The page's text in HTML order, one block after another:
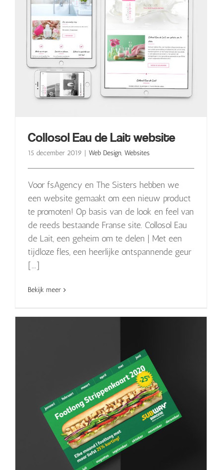
Collosol Eau de Lait website
15 december 2019 | Web Design, Websites
Voor fsAgency en The Sisters hebben we
een website gemaakt om een nieuw product
te promoten! Op basis van de look en feel van
de reeds bestaande Franse site. Collosol Eau
de Lait, een geheim om te delen | Met een
tijdloze fles, een heerlijke ontspannende geur
[...]
Bekijk meer